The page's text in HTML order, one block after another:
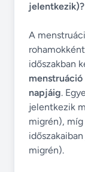
jelentkezik)?
A
időszakban
napjáig.
jelentkezik
migrén), míg
migrén).